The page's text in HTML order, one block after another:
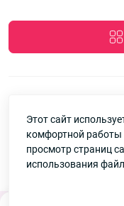
7км Одеса —
Этот сайт
комфортной
просмотр страниц
использования